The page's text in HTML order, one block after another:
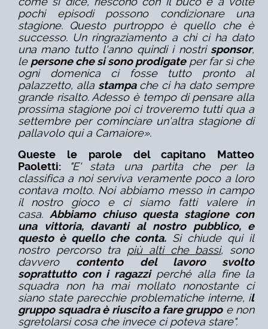
pochi episodi possono condizionare una
stagione. Questo purtroppo è quello che è
successo. Un ringraziamento a chi ci ha dato
una mano tutto l'anno quindi i nostri sponsor,
le persone che si sono prodigateper far sì che
ogni domenica ci fosse tutto pronto al
palazzetto, alla stampa che ci ha dato sempre
grande risalto. Adesso è tempo di pensare alla
prossima stagione poi ci troveremo tutti qua a
settembre per cominciare un'altra stagione di
pallavolo qui a Camaiore».
Queste le parole del capitano Matteo
Paoletti:
"E' stata una partita che per la
classifica a noi serviva veramente poco a loro
contava molto. Noi abbiamo messo in campo
il nostro gioco e ci siamo fatti valere in
casa.Abbiamo chiuso questa stagione con
una vittoria, davanti al nostro pubblico, e
questo è quello che conta. Si chiude qui il
nostro percorso tra più alti che bassi, sono
davvero contento del lavoro svolto
soprattutto con i ragazziperché alla fine la
squadra non ha mai mollato nonostante ci
siano state parecchie problematiche interne, il
gruppo squadra è riuscito a fare gruppoe non
sgretolarsi cosa che invece ci poteva stare".